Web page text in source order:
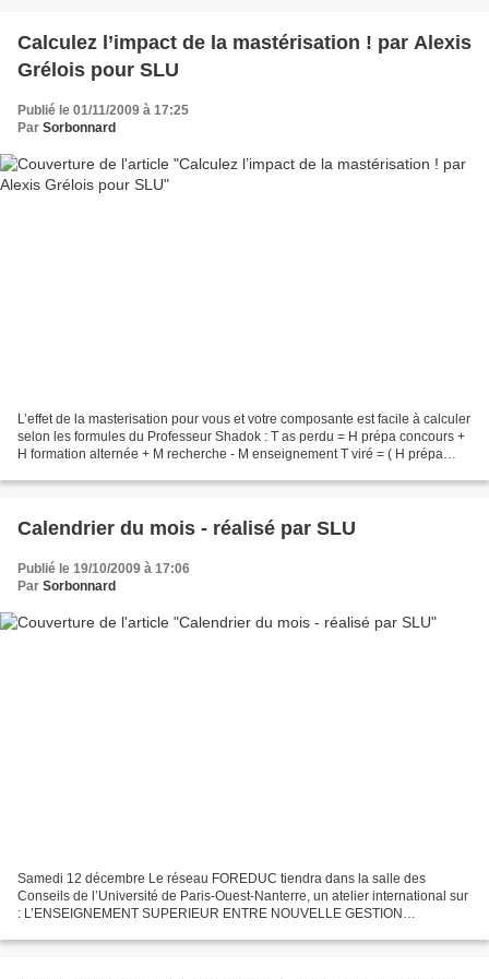
Calculez l’impact de la mastérisation ! par Alexis
Grélois pour SLU
Publié le 01/11/2009 à 17:25
Par Sorbonnard
L’effet de la masterisation pour vous et votre composante est facile à calculer
selon les formules du Professeur Shadok : T as perdu = H prépa concours +
H formation alternée + M recherche - M enseignement T viré = ( H prépa
Calendrier du mois - réalisé par SLU
Publié le 19/10/2009 à 17:06
Par Sorbonnard
Samedi 12 décembre Le réseau FOREDUC tiendra dans la salle des
Conseils de l’Université de Paris-Ouest-Nanterre, un atelier international sur
: L’ENSEIGNEMENT SUPERIEUR ENTRE NOUVELLE GESTION